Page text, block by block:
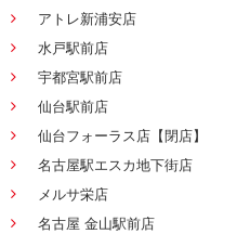
アトレ新浦安店
水戸駅前店
宇都宮駅前店
仙台駅前店
仙台フォーラス店【閉店】
名古屋駅エスカ地下街店
メルサ栄店
名古屋 金山駅前店